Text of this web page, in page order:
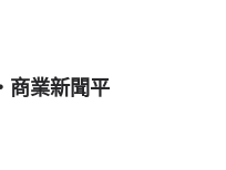
商業新聞平